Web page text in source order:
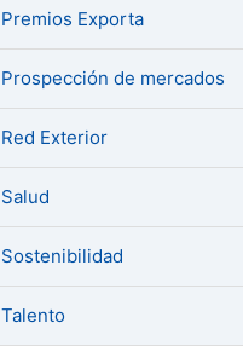
Premios Exporta
Prospección de mercados
Red Exterior
Salud
Sostenibilidad
Talento